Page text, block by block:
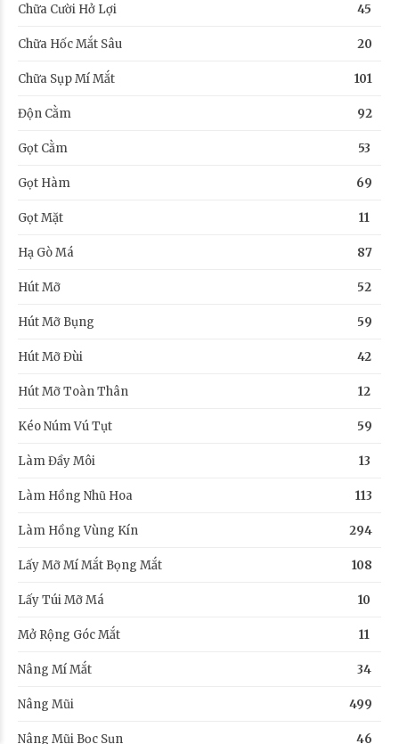
Chữa Cười Hở Lợi 45
Chữa Hốc Mắt Sâu 20
Chữa Sụp Mí Mắt 101
Độn Cằm 92
Gọt Cằm 53
Gọt Hàm 69
Gọt Mặt 11
Hạ Gò Má 87
Hút Mỡ 52
Hút Mỡ Bụng 59
Hút Mỡ Đùi 42
Hút Mỡ Toàn Thân 12
Kéo Núm Vú Tụt 59
Làm Đầy Môi 13
Làm Hồng Nhũ Hoa 113
Làm Hồng Vùng Kín 294
Lấy Mỡ Mí Mắt Bọng Mắt 108
Lấy Túi Mỡ Má 10
Mở Rộng Góc Mắt 11
Nâng Mí Mắt 34
Nâng Mũi 499
Nâng Mũi Bọc Sụn 46